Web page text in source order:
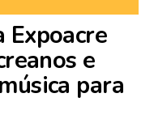
Expoacre
e
para